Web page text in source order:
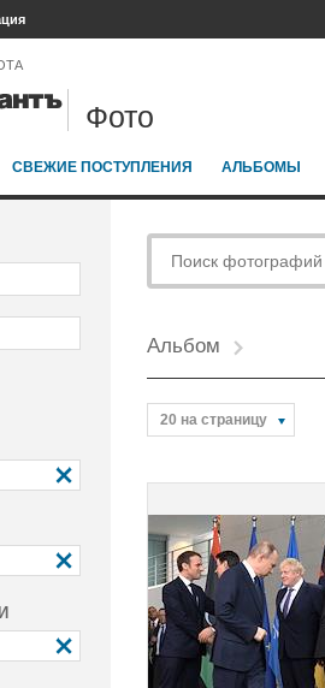
Фото
СВЕЖИЕ ПОСТУПЛЕНИЯ АЛЬБОМЫ
Альбом
20 на страницу